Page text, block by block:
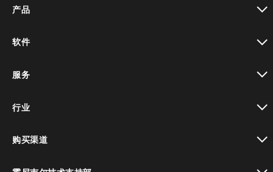
产品
软件
服务
行业
购买渠道